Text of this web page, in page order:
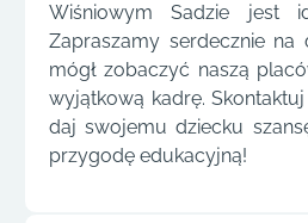
Wiśniowym Sadzie jest
Zapraszamy serdecznie na
mógł zobaczyć naszą
wyjątkową kadrę.
daj swojemu dziecku
przygodę edukacyjną!